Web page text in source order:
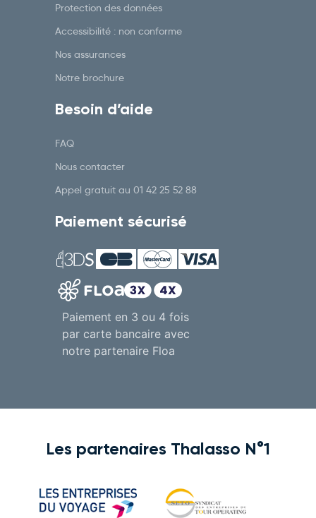
Protection des données
Accessibilité : non conforme
Nos assurances
Notre brochure
Besoin d’aide
FAQ
Nous contacter
Appel gratuit au 01 42 25 52 88
Paiement sécurisé
Paiement en 3 ou 4 fois
par carte bancaire avec
notre partenaire Floa
Les partenaires Thalasso N°1